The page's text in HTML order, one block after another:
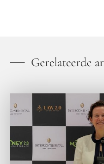
Gerelateerde